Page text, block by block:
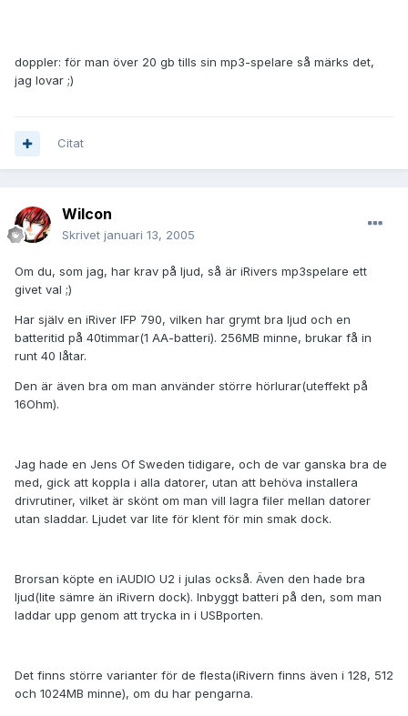
doppler: för man över 20 gb tills sin mp3-spelare så märks det,
jag lovar ;)
Citat
Wilcon
Skrivet januari 13, 2005
Om du, som jag, har krav på ljud, så är iRivers mp3spelare ett
givet val ;)
Har själv en iRiver IFP 790, vilken har grymt bra ljud och en
batteritid på 40timmar(1 AA-batteri). 256MB minne, brukar få in
runt 40 låtar.
Den är även bra om man använder större hörlurar(uteffekt på
16Ohm).
Jag hade en Jens Of Sweden tidigare, och de var ganska bra de
med, gick att koppla i alla datorer, utan att behöva installera
drivrutiner, vilket är skönt om man vill lagra filer mellan datorer
utan sladdar. Ljudet var lite för klent för min smak dock.
Brorsan köpte en iAUDIO U2 i julas också. Även den hade bra
ljud(lite sämre än iRivern dock). Inbyggt batteri på den, som man
laddar upp genom att trycka in i USBporten.
Det finns större varianter för de flesta(iRivern finns även i 128, 512
och 1024MB minne), om du har pengarna.